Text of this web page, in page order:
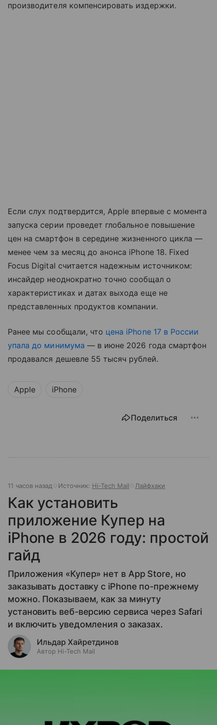
производителя компенсировать издержки.
Если слух подтвердится, Apple впервые с момента
запуска серии проведет глобальное повышение
цен на смартфон в середине жизненного цикла —
менее чем за месяц до анонса iPhone 18. Fixed
Focus Digital считается надежным источником:
инсайдер неоднократно точно сообщал о
характеристиках и датах выхода еще не
представленных продуктов компании.
Ранее мы сообщали, что цена iPhone 17 в России
упала до минимума — в июне 2026 года смартфон
продавался дешевле 55 тысяч рублей.
Apple iPhone
Поделиться
11 часов назад Источник: Hi-Tech Mail Лайфхаки
Как установить
приложение Купер на
iPhone в 2026 году: простой
гайд
Приложения «Купер» нет в App Store, но
заказывать доставку с iPhone по-прежнему
можно. Показываем, как за минуту
установить веб-версию сервиса через Safari
и включить уведомления о заказах.
Ильдар Хайретдинов
Автор Hi-Tech Mail